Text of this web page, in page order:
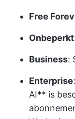
Free
Onbeperkt
Business:
Enterprise:
AI** is